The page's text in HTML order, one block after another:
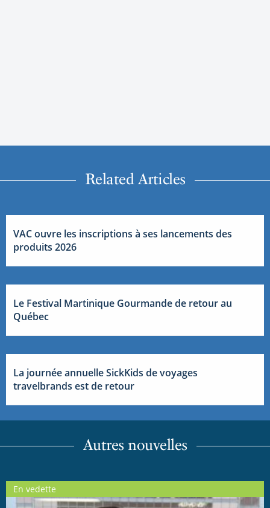
Related Articles
VAC ouvre les inscriptions à ses lancements des
produits 2026
Le Festival Martinique Gourmande de retour au
Québec
La journée annuelle SickKids de voyages
travelbrands est de retour
Autres nouvelles
En vedette